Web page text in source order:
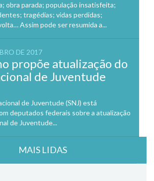
obra parada; população insatisfeita;
tragédias; vidas perdidas;
Assim pode ser resumida a...
DE 2017
propõe atualização do
de Juventude
de Juventude (SNJ) está
deputados federais sobre a atualização
de Juventude...
MAIS LIDAS